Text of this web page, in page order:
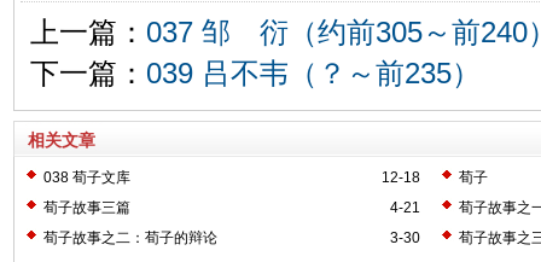
上一篇： 037 邹 衍（约前305～前240
下一篇： 039 吕不韦（？～前235）
相关文章
12-18
038 荀子文库
荀子
4-21
荀子故事三篇
荀子故事之
3-30
荀子故事之二：荀子的辩论 荀子故事之